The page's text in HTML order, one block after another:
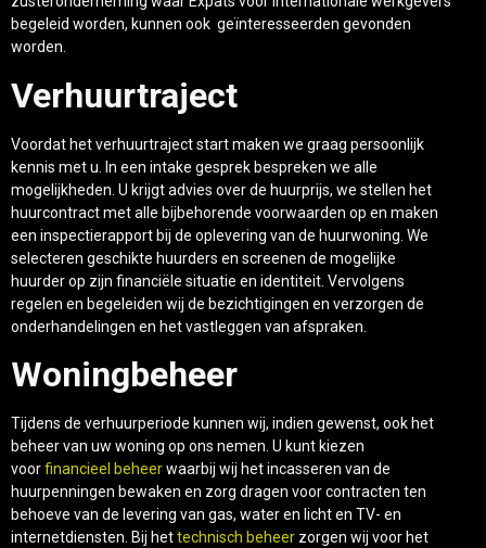
begeleid worden, kunnen ook geïnteresseerden gevonden
worden.
Verhuurtraject
Voordat het verhuurtraject start maken we graag persoonlijk
kennis met u. In een intake gesprek bespreken we alle
mogelijkheden. U krijgt advies over de huurprijs, we stellen het
huurcontract met alle bijbehorende voorwaarden op en maken
een inspectierapport bij de oplevering van de huurwoning. We
selecteren geschikte huurders en screenen de mogelijke
huurder op zijn financiële situatie en identiteit. Vervolgens
regelen en begeleiden wij de bezichtigingen en verzorgen de
onderhandelingen en het vastleggen van afspraken.
Woningbeheer
Tijdens de verhuurperiode kunnen wij, indien gewenst, ook het
beheer van uw woning op ons nemen. U kunt kiezen
voorfinancieel beheerwaarbij wij het incasseren van de
huurpenningen bewaken en zorg dragen voor contracten ten
behoeve van de levering van gas, water en licht en TV- en
internetdiensten. Bij hettechnisch beheer zorgen wij voor het